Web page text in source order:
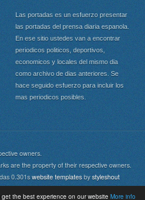
the best experience on our website More info
Las portadas es un esfuerzo presentar
las portadas del prensa diaria espanola.
En ese sitio ustedes van a encontrar
periodicos politicos, deportivos,
economicos y locales del mismo dia
como archivo de dias anteriores. Se
hace seguido esfuerzo para incluir los
mas periodicos posibles.
owners.
are the property of their respective owners.
0.301swebsite templates by styleshout